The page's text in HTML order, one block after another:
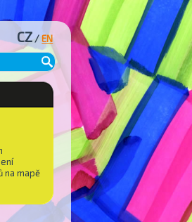
na mapě
CZ/EN